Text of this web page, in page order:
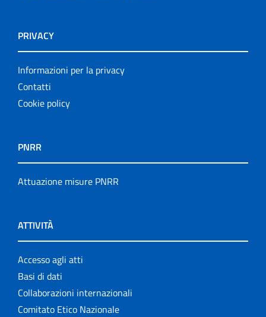
PRIVACY
Informazioni per la privacy
Contatti
Cookie policy
PNRR
Attuazione misure PNRR
ATTIVITÀ
Accesso agli atti
Basi di dati
Collaborazioni internazionali
Comitato Etico Nazionale